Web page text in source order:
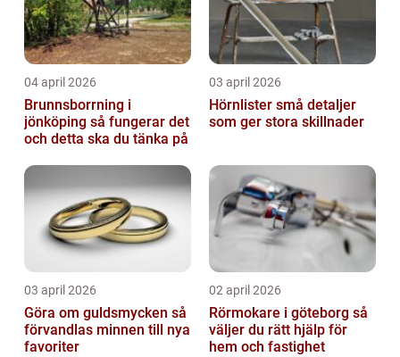
04 april 2026
Brunnsborrning i
jönköping så fungerar det
och detta ska du tänka på
03 april 2026
Hörnlister små detaljer
som ger stora skillnader
03 april 2026
Göra om guldsmycken så
förvandlas minnen till nya
favoriter
02 april 2026
Rörmokare i göteborg så
väljer du rätt hjälp för
hem och fastighet